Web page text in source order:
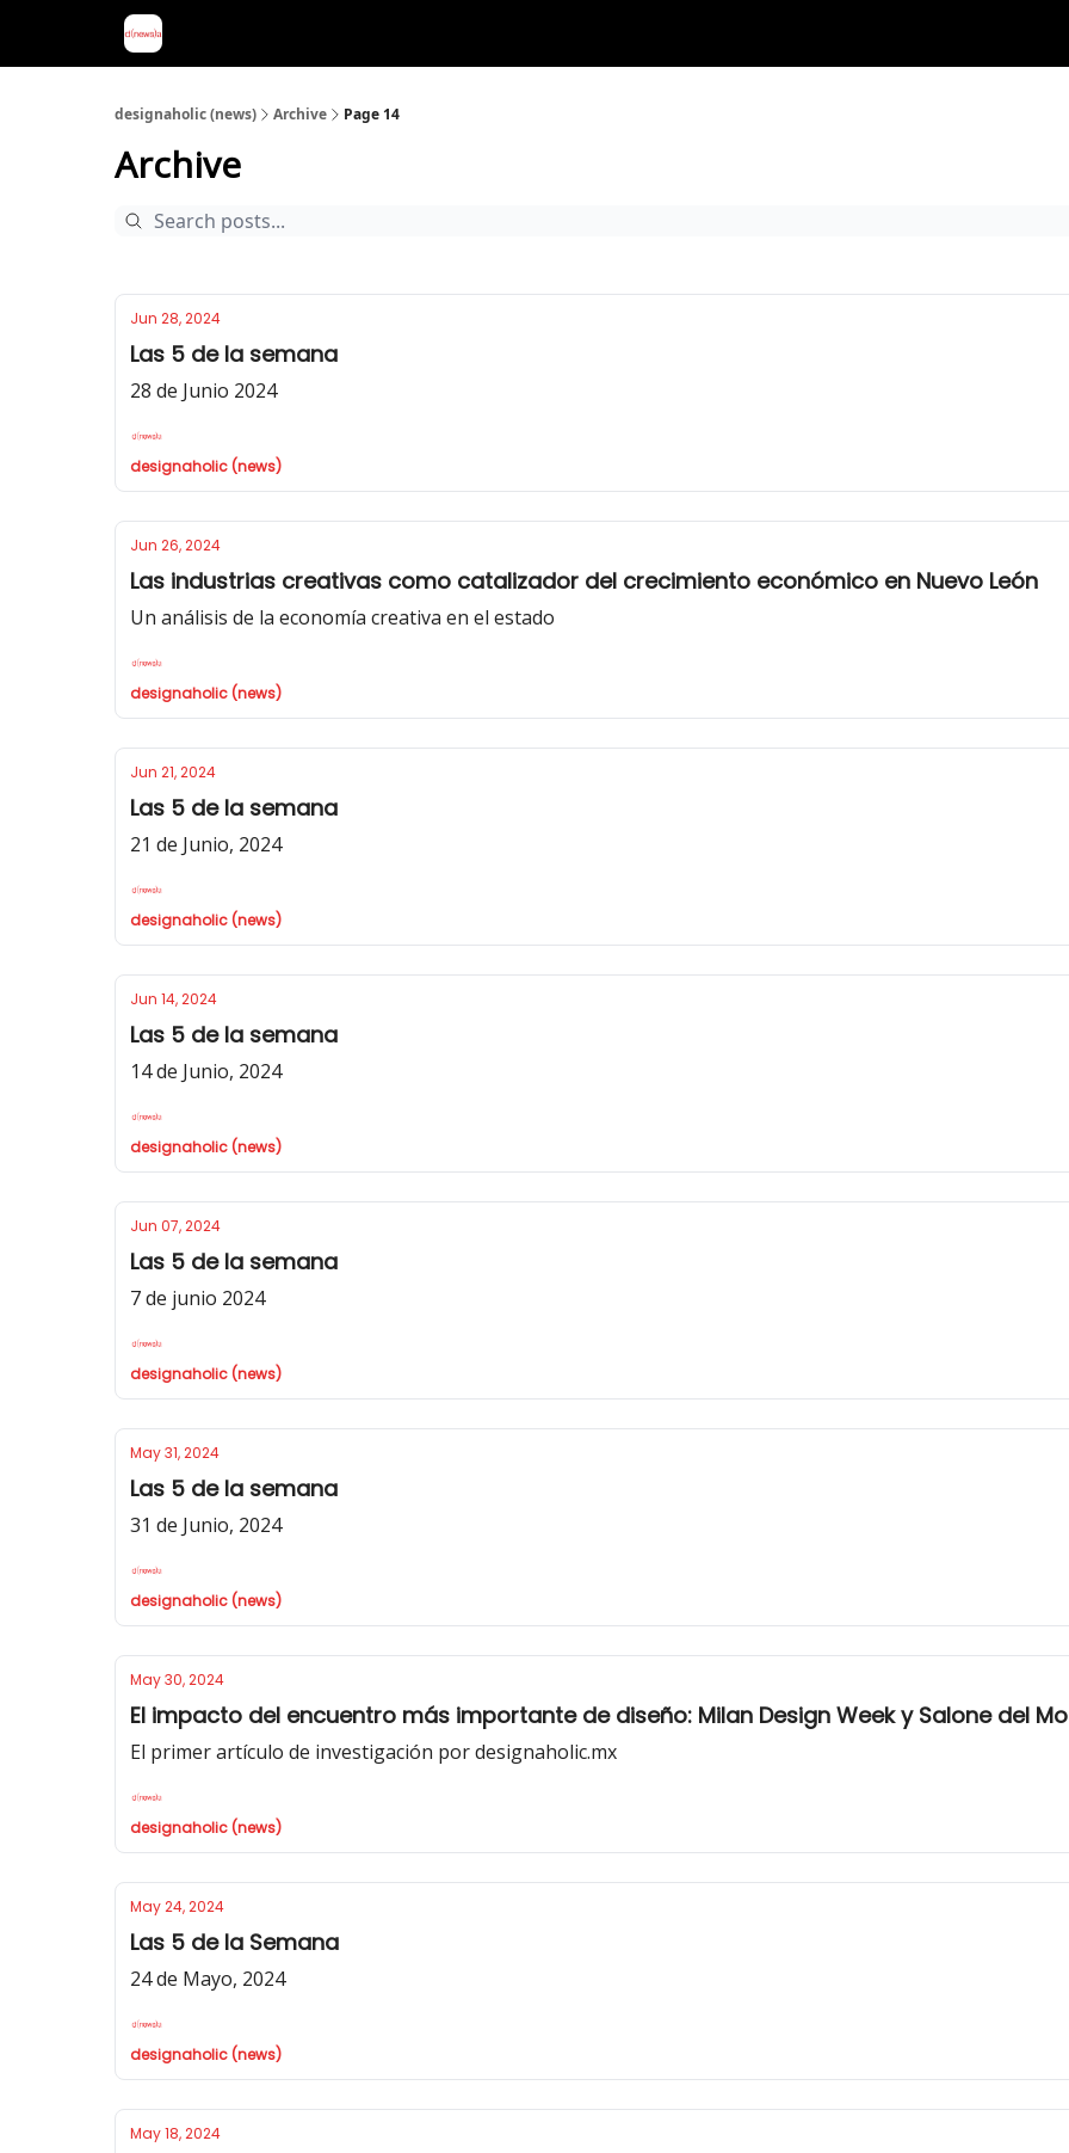
designaholic (news) Archive Page 14
Archive
Jun 28, 2024
Las 5 de la semana
28 de Junio 2024
designaholic (news)
Jun 26, 2024
Las industrias creativas como catalizador del crecimiento económico en Nuevo León
Un análisis de la economía creativa en el estado
designaholic (news)
Jun 21, 2024
Las 5 de la semana
21 de Junio, 2024
designaholic (news)
Jun 14, 2024
Las 5 de la semana
14 de Junio, 2024
designaholic (news)
Jun 07, 2024
Las 5 de la semana
7 de junio 2024
designaholic (news)
May 31, 2024
Las 5 de la semana
31 de Junio, 2024
designaholic (news)
May 30, 2024
El impacto del encuentro más importante de diseño: Milan Design Week y Salone del
El primer artículo de investigación por designaholic.mx
designaholic (news)
May 24, 2024
Las 5 de la Semana
24 de Mayo, 2024
designaholic (news)
May 18, 2024